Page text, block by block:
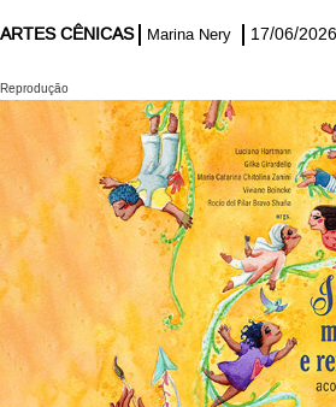
ARTES CÊNICAS Marina Nery 17/06/2026
Reprodução